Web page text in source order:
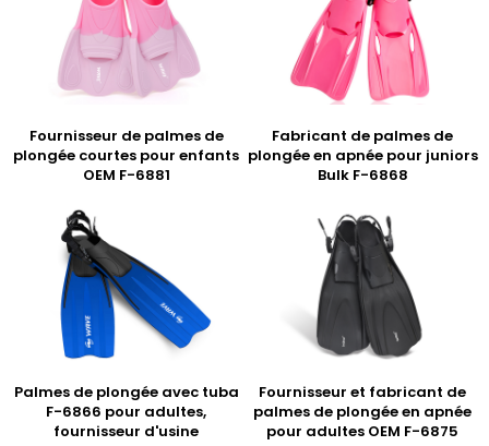
Fournisseur de palmes de
plongée courtes pour enfants
OEM F-6881
Fabricant de palmes de
plongée en apnée pour juniors
Bulk F-6868
Palmes de plongée avec tuba
F-6866 pour adultes,
fournisseur d'usine
Fournisseur et fabricant de
palmes de plongée en apnée
pour adultes OEM F-6875